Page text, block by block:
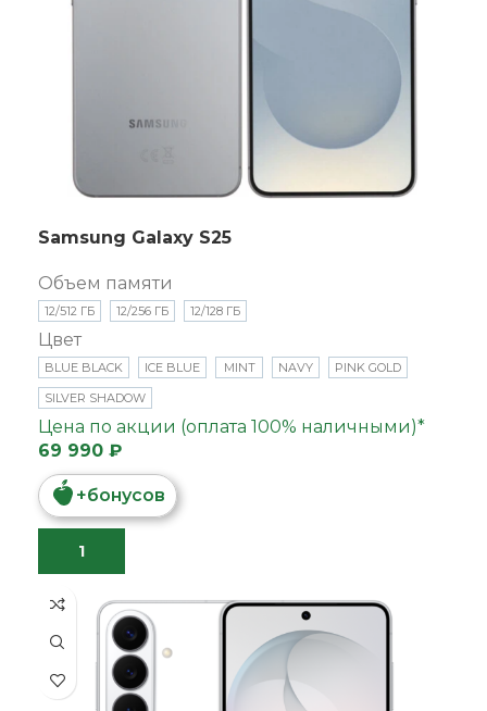
Samsung Galaxy S25
Объем памяти
12/512 ГБ 12/256 ГБ 12/128 ГБ
Цвет
BLUE BLACK ICE BLUE MINT NAVY
PINK GOLD
SILVER SHADOW
Цена по акции (оплата 100% наличными)*
69 990 ₽
+бонусов